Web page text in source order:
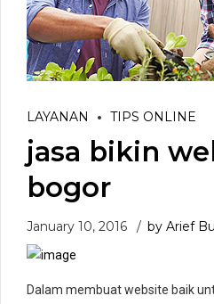
LAYANAN TIPS ONLINE
jasa bikin
bogor
January 10, 2016 by Arief
Dalam membuat website baik